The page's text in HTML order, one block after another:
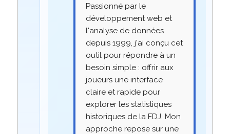
Passionné par le
développement web et
l'analyse de données
depuis 1999, j'ai conçu cet
outil pour répondre à un
besoin simple : offrir aux
joueurs une interface
claire et rapide pour
explorer les statistiques
historiques de la FDJ. Mon
approche repose sur une